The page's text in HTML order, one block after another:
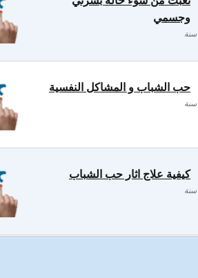
وجسمي
حب الشباب و المشاكل النفسية
كيفية علاج اثار حب الشباب